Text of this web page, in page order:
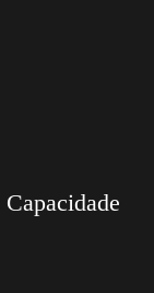
Capacidade